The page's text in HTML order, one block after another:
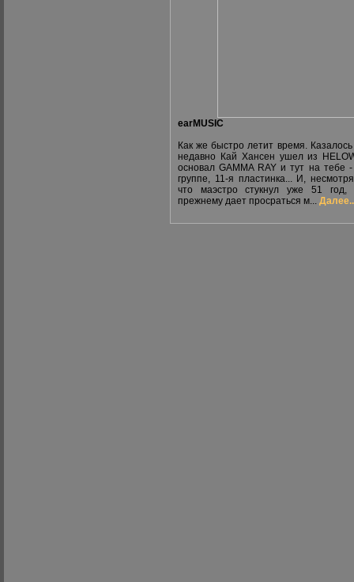
earMUSIC
Как же быстро летит время.
недавно Кай Хансен ушел из
основал GAMMA RAY и тут на тебе
группе, 11-я пластинка... И,
что маэстро стукнул уже 51
прежнему дает просраться м...